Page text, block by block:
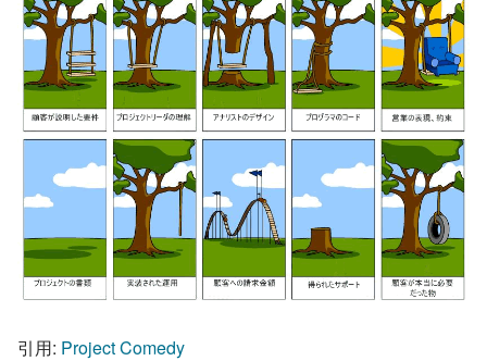
引用: Project Comedy